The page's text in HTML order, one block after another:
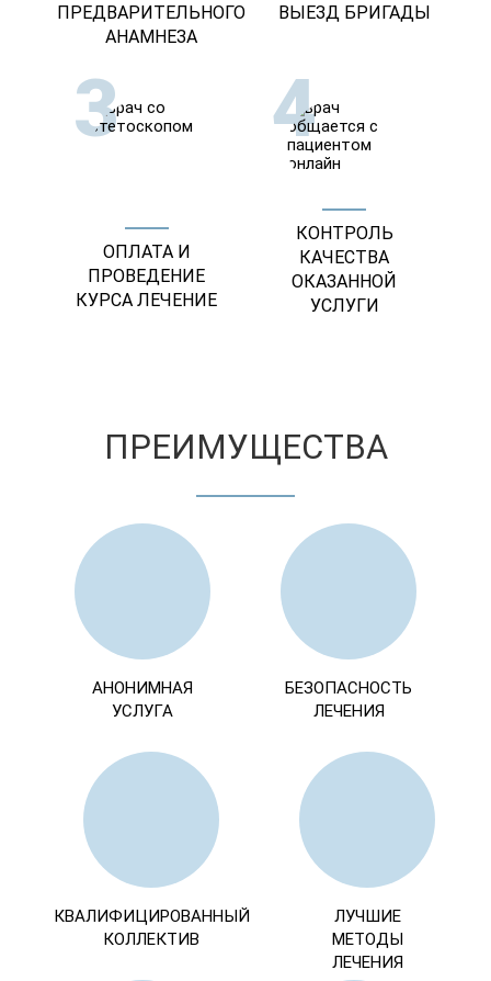
ПРЕДВАРИТЕЛЬНОГО
АНАМНЕЗА
ВЫЕЗД БРИГАДЫ
3
ОПЛАТА И
ПРОВЕДЕНИЕ
КУРСА ЛЕЧЕНИЕ
4
КОНТРОЛЬ
КАЧЕСТВА
ОКАЗАННОЙ
УСЛУГИ
ПРЕИМУЩЕСТВА
АНОНИМНАЯ
УСЛУГА
БЕЗОПАСНОСТЬ
ЛЕЧЕНИЯ
КВАЛИФИЦИРОВАННЫЙ
КОЛЛЕКТИВ
ЛУЧШИЕ
МЕТОДЫ
ЛЕЧЕНИЯ